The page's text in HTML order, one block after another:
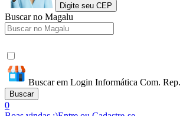
Digite seu CEP
Buscar no Magalu
Buscar em Login Informática Com. Rep.
Buscar
0